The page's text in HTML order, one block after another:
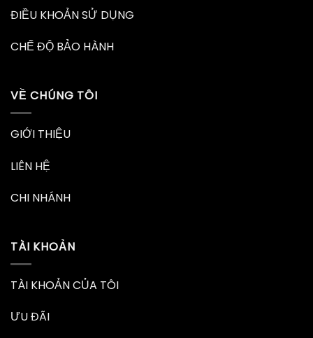
ĐIỀU KHOẢN SỬ DỤNG
CHẾ ĐỘ BẢO HÀNH
VỀ CHÚNG TÔI
GIỚI THIỆU
LIÊN HỆ
CHI NHÁNH
TÀI KHOẢN
TÀI KHOẢN CỦA TÔI
ƯU ĐÃI